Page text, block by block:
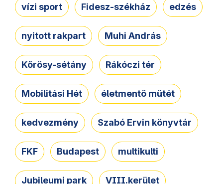
vízi sport Fidesz-székház edzés
nyitott rakpart Muhi András
Kőrösy-sétány Rákóczi tér
Mobilitási Hét életmentő műtét
kedvezmény Szabó Ervin könyvtár
FKF Budapest multikulti
Jubileumi park VIII.kerület